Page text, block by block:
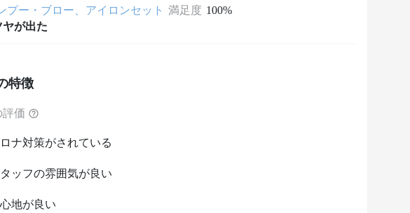
プー・ブロー、アイロンセット 満足度 100%
が出た
特徴
評価
ナ対策がされている
ッフの雰囲気が良い
地が良い